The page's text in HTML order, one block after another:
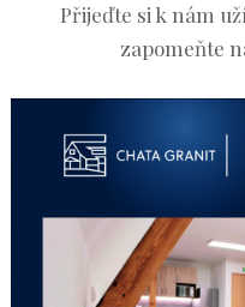
Přijeďte si k nám
zapomeňte